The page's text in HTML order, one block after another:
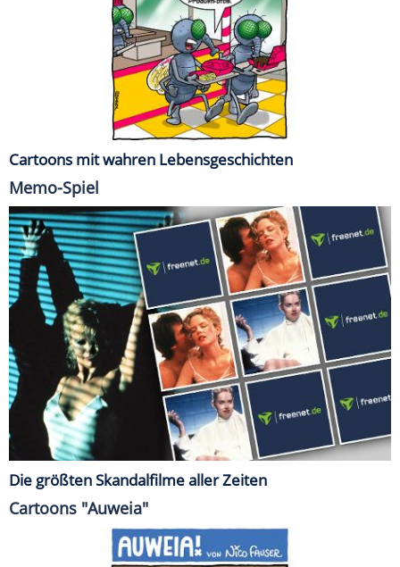
Cartoons mit wahren Lebensgeschichten
Memo-Spiel
Die größten Skandalfilme aller Zeiten
Cartoons "Auweia"